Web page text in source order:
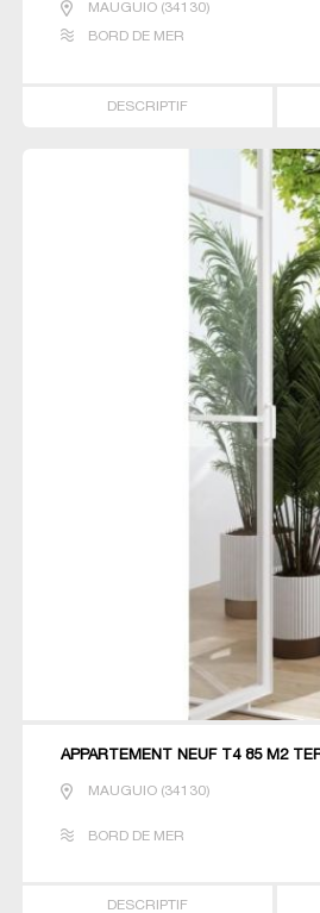
MAUGUIO(34130)
BORD DE MER
DESCRIPTIF
APPARTEMENT NEUF T4 85 M2
MAUGUIO(34130)
BORD DE MER
DESCRIPTIF